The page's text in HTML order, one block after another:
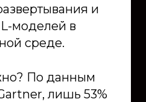
и
моделей в
среде.
По данным
лишь 53%